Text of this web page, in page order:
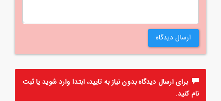
ارسال دیدگاه
برای ارسال دیدگاه بدون نیاز به تایید، ابتداواردشوید یاثبت
نامکنید.